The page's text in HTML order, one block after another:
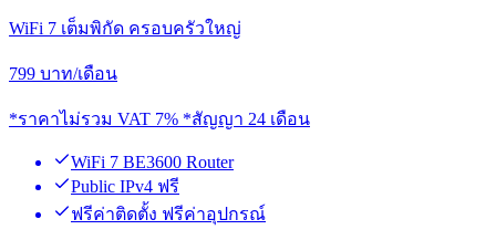
WiFi 7 เต็มพิกัด ครอบครัวใหญ่
799 บาท/เดือน
*ราคาไม่รวม VAT 7% *สัญญา 24 เดือน
WiFi 7 BE3600 Router
Public IPv4 ฟรี
ฟรีค่าติดตั้ง ฟรีค่าอุปกรณ์